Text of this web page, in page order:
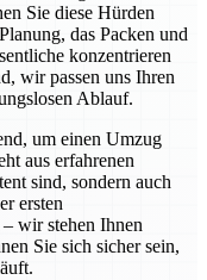
Sie diese Hürden
das Packen und
konzentrieren
wir passen uns Ihren
Ablauf.
um einen Umzug
aus erfahrenen
sind, sondern auch
ersten
wir stehen Ihnen
Sie sich sicher sein,